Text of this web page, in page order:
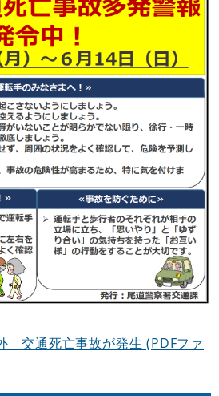
交通死亡事故が発生 (PDFファ